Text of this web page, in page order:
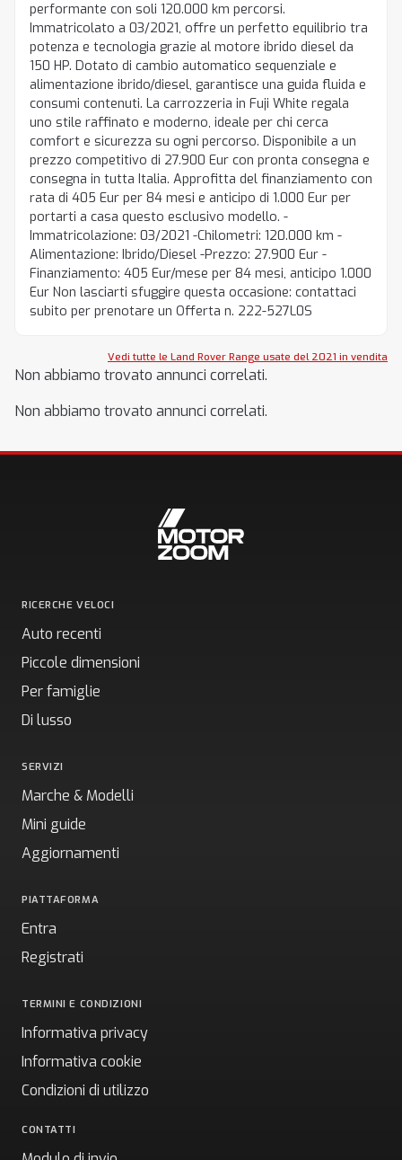
performante con soli 120.000 km percorsi.
Immatricolato a 03/2021, offre un perfetto equilibrio tra
potenza e tecnologia grazie al motore ibrido diesel da
150 HP. Dotato di cambio automatico sequenziale e
alimentazione ibrido/diesel, garantisce una guida fluida e
consumi contenuti. La carrozzeria in Fuji White regala
uno stile raffinato e moderno, ideale per chi cerca
comfort e sicurezza su ogni percorso. Disponibile a un
prezzo competitivo di 27.900 Eur con pronta consegna e
consegna in tutta Italia. Approfitta del finanziamento con
rata di 405 Eur per 84 mesi e anticipo di 1.000 Eur per
portarti a casa questo esclusivo modello. -
Immatricolazione: 03/2021 -Chilometri: 120.000 km -
Alimentazione: Ibrido/Diesel -Prezzo: 27.900 Eur -
Finanziamento: 405 Eur/mese per 84 mesi, anticipo 1.000
Eur Non lasciarti sfuggire questa occasione: contattaci
subito per prenotare un Offerta n. 222-527L0S
Vedi tutte le Land Rover Range usate del 2021 in vendita
Non abbiamo trovato annunci correlati.
Non abbiamo trovato annunci correlati.
RICERCHE VELOCI
Auto recenti
Piccole dimensioni
Per famiglie
Di lusso
SERVIZI
Marche & Modelli
Mini guide
Aggiornamenti
PIATTAFORMA
Entra
Registrati
TERMINI E CONDIZIONI
Informativa privacy
Informativa cookie
Condizioni di utilizzo
CONTATTI